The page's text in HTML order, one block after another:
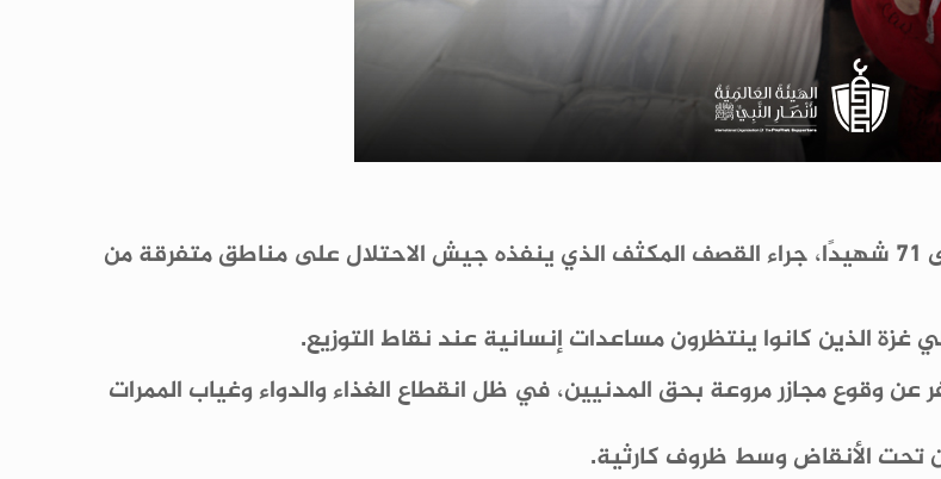
ارتفع عدد الشهداء في قطاع غزة منذ فجر اليوم الإثنين إلى 71 شهيدًا، جراء القصف المكثف الذي ينفذه جيش الاحتلال على مناطق متفرقة من
وقوع مجازر مروعة بحق المدنيين، في ظل انقطاع الغذاء والدواء وغياب الممرات
تحت الأنقاض وسط ظروف كارثية.